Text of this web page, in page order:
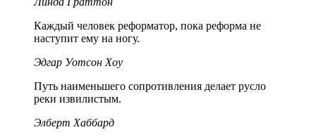
Каждый человек реформатор, пока реформа не
наступит ему на ногу.
Эдгар Уотсон Хоу
Путь наименьшего сопротивления делает русло
реки извилистым.
Элберт Хаббард